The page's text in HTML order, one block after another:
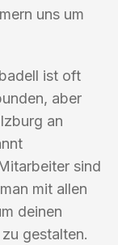
uns um
ist oft
aber
an
sind
mit allen
deinen
gestalten.